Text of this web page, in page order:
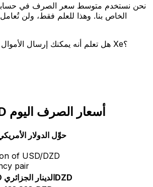
نحن نستخدم متوسط سعر الصرف في
الخاص بنا. وهذا للعلم فقط، ولن
هل تعلم أنه يمكنك إرسال الأموال إلى الخارج باستخدام Xe؟
USD إلى DZD أسعار الصرف اليوم
حوِّل الدولار
of USD/DZD
pair
الدينار الجزائريDZD